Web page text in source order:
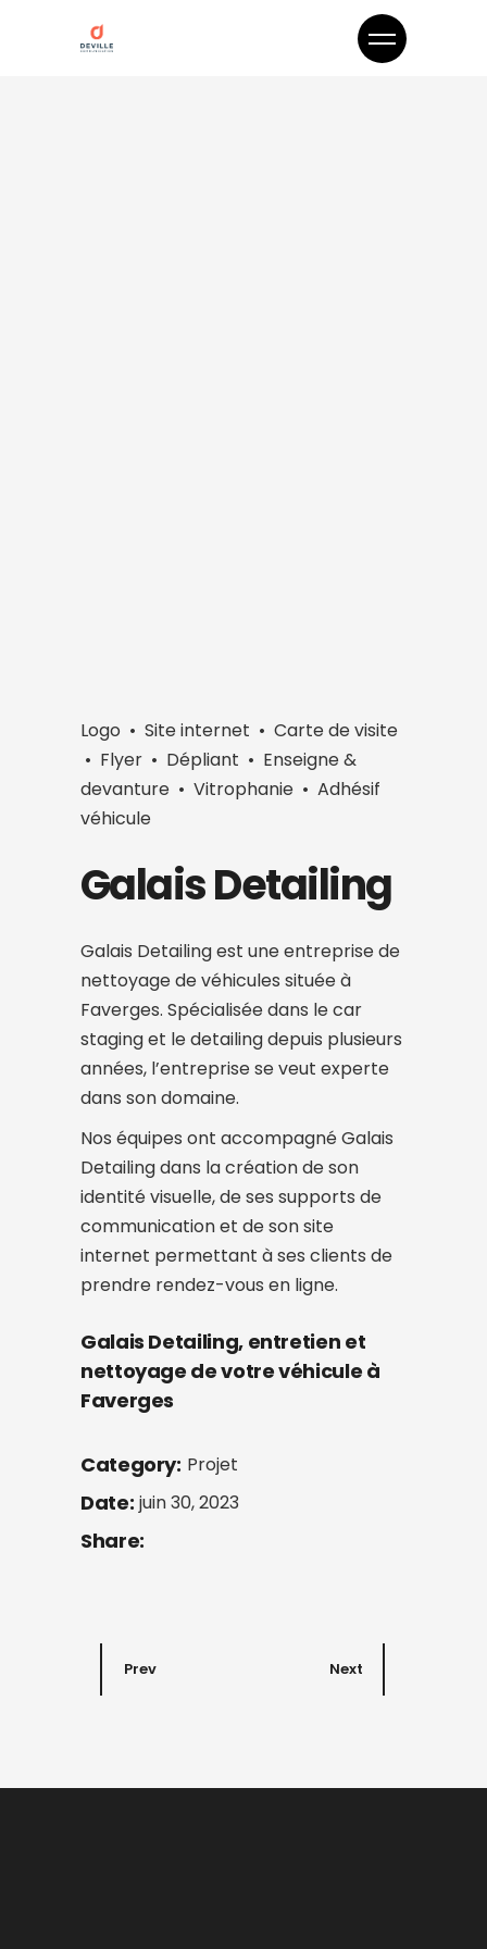
Logo • Site internet • Carte de visite
• Flyer • Dépliant • Enseigne &
devanture • Vitrophanie • Adhésif
véhicule
Galais Detailing
Galais Detailing est une entreprise de
nettoyage de véhicules située à
Faverges. Spécialisée dans le car
staging et le detailing depuis plusieurs
années, l’entreprise se veut experte
dans son domaine.
Nos équipes ont accompagné Galais
Detailing dans la création de son
identité visuelle, de ses supports de
communication et de son site
internet permettant à ses clients de
prendre rendez-vous en ligne.
Galais Detailing, entretien et
nettoyage de votre véhicule à
Faverges
Category: Projet
Date: juin 30, 2023
Share:
Prev Next